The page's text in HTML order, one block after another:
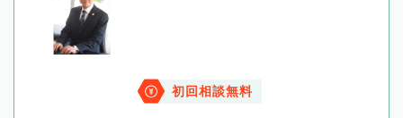
初回相談無料